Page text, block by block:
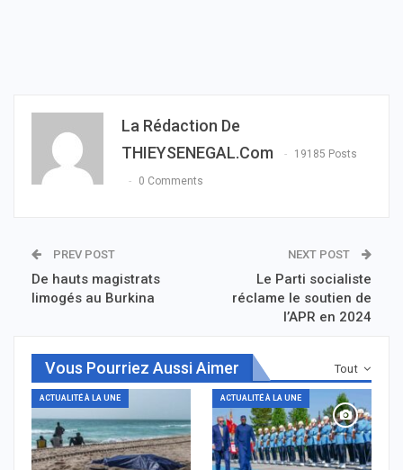
La Rédaction De
THIEYSENEGAL.com
19185 Posts
0 Comments
PREV POST
De hauts magistrats
limogés au Burkina
NEXT POST
Le Parti socialiste
réclame le soutien de
l’APR en 2024
Tout
Vous Pourriez Aussi Aimer
ACTUALITÉ À LA UNE ACTUALITÉ À LA UNE